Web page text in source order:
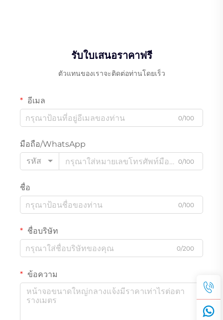
รับใบเสนอราคาฟรี
ตัวแทนของเราจะติดต่อท่านโดยเร็ว
อีเมล
0/100
มือถือ/WhatsApp
รหัส
0/100
ชื่อ
0/100
ชื่อบริษัท
0/200
ข้อความ